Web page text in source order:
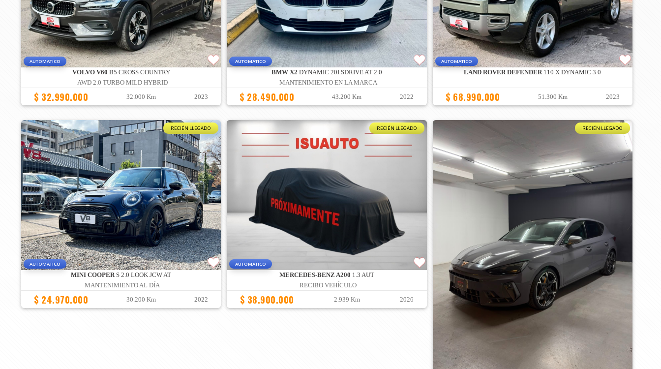
AUTOMATICO
VOLVO V60 B5 CROSS COUNTRY
AWD 2.0 TURBO MILD HYBRID
$ 32.990.000 32.000 Km 2023
AUTOMATICO
BMW X2 DYNAMIC 20I SDRIVE AT 2.0
MANTENIMIENTO EN LA MARCA
$ 28.490.000 43.200 Km 2022
AUTOMATICO
LAND ROVER DEFENDER110 X DYNAMIC 3.0
$ 68.990.000 51.300 Km 2023
RECIÉN LLEGADO
AUTOMATICO
MINI COOPERS 2.0 LOOK JCW AT
MANTENIMIENTO AL DÍA
$ 24.970.000 30.200 Km 2022
RECIÉN LLEGADO
AUTOMATICO
MERCEDES-BENZ A200 1.3 AUT
RECIBO VEHÍCULO
$ 38.900.000 2.939 Km 2026
RECIÉN LLEGADO